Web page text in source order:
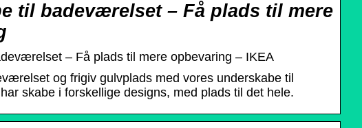
til badeværelset – Få plads til mere
– Få plads til mere opbevaring – IKEA
og frigiv gulvplads med vores underskabe til
skabe i forskellige designs, med plads til det hele.